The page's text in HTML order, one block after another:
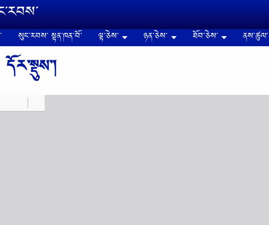
སུང༌རབས༌ སྟན༌ཁན༌བོ༌ ལྟ་ཅེས་ ཉན༌ཅེས་ ཐོབ༌ཅེས༌ ནས༌ཚུལ༌